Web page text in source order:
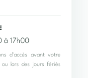
à 17h00
d’accès avant votre
lors des jours fériés